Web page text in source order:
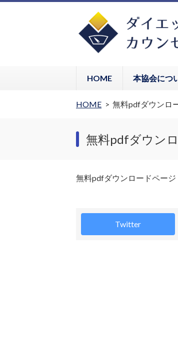
HOME 本協会につ
HOME 無料pdfダウンロ
無料pdfダウン
無料pdfダウンロードページ
Twitter